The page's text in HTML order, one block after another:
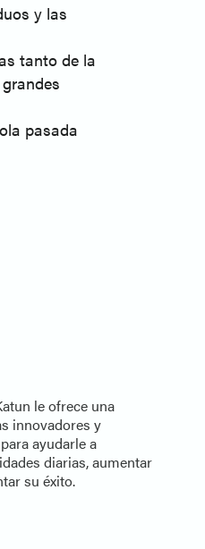
y las
tanto de la
pasada
le ofrece una
innovadores y
ayudarle a
diarias, aumentar
su éxito.